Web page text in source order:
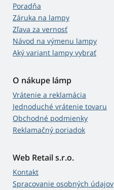
Poradňa
Záruka na lampy
Zľava za vernosť
Návod na výmenu lampy
Aký variant lampy vybrať
O nákupe lámp
Vrátenie a reklamácia
Jednoduché vrátenie tovaru
Obchodné podmienky
Reklamačný poriadok
Web Retail s.r.o.
Kontakt
Spracovanie osobných údajov